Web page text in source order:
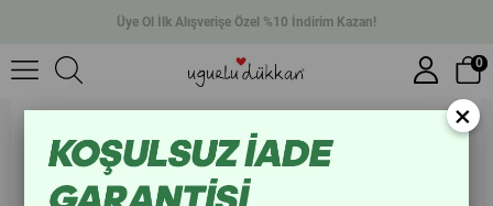
Üye Ol İlk Alışverişe Özel %10 İndirim Kazan!
0
Capy Bara Çocuk Takma Tırnak
×